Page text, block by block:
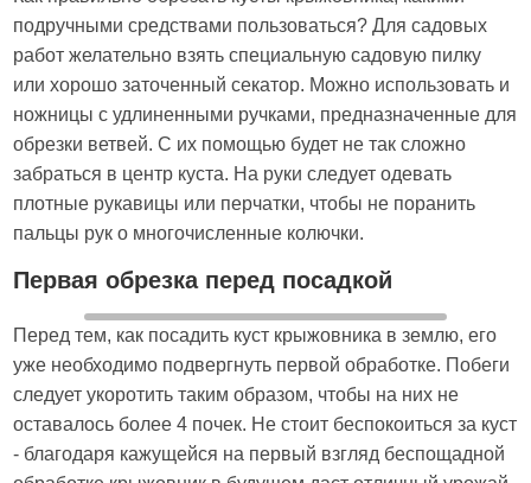
подручными средствами пользоваться? Для садовых
работ желательно взять специальную садовую пилку
или хорошо заточенный секатор. Можно использовать и
ножницы с удлиненными ручками, предназначенные для
обрезки ветвей. С их помощью будет не так сложно
забраться в центр куста. На руки следует одевать
плотные рукавицы или перчатки, чтобы не поранить
пальцы рук о многочисленные колючки.
Первая обрезка перед посадкой
Перед тем, как посадить куст крыжовника в землю, его
уже необходимо подвергнуть первой обработке. Побеги
следует укоротить таким образом, чтобы на них не
оставалось более 4 почек. Не стоит беспокоиться за куст
- благодаря кажущейся на первый взгляд беспощадной